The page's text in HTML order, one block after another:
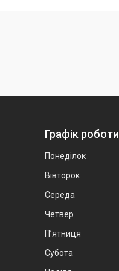
Графік роботи
Понеділок
Вівторок
Середа
Четвер
Пʼятниця
Субота